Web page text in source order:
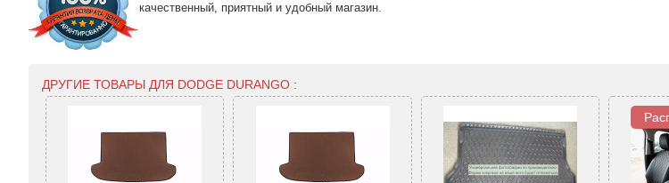
качественный, приятный и удобный магазин.
ДРУГИЕ ТОВАРЫ ДЛЯ DODGE DURANGO :